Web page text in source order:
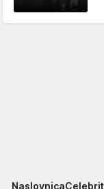
Story
Naslovnica